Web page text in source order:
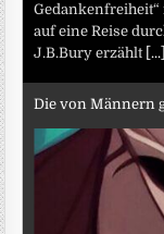
Gedankenfreiheit“
auf eine Reise
J.B.Bury erzählt [...]
Die von Männern